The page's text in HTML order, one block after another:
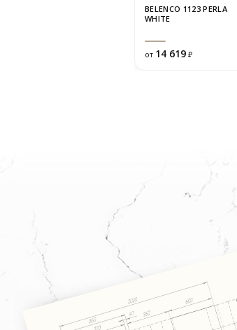
BELENCO 1123 PERLA
WHITE
от 14 619 ₽